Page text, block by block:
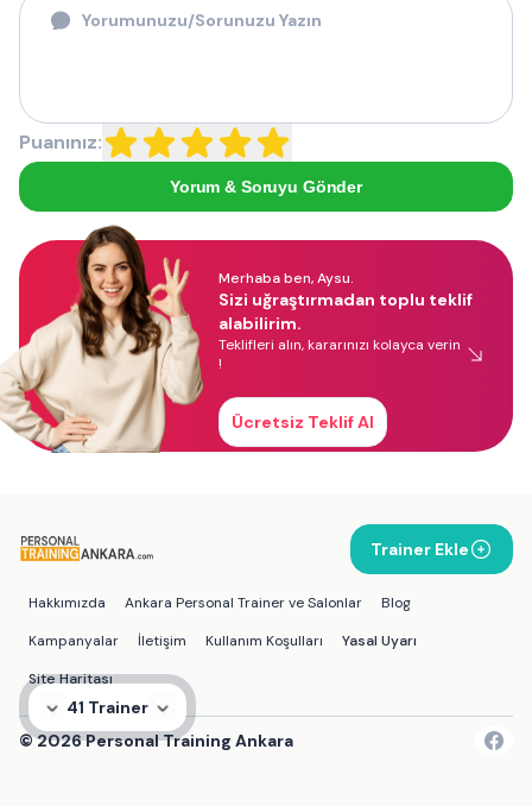
41 Trainer
Puanınız:
Yorum & Soruyu Gönder
Merhaba ben, Aysu.
Sizi uğraştırmadan toplu teklif
alabilirim.
Teklifleri alın, kararınızı kolayca verin
!
Ücretsiz Teklif Al
Trainer Ekle
Hakkımızda Ankara Personal Trainer ve Salonlar
Blog
Kampanyalar
İletişim Kullanım Koşulları
Yasal Uyarı
Site Haritası
©2026Personal Training Ankara